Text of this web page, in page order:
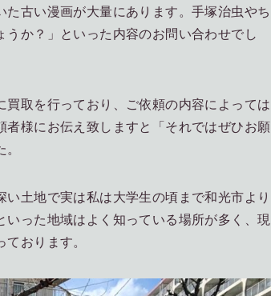
古い漫画が大量にあります。手塚治虫やち
か？」といった内容のお問い合わせでし
取を行っており、ご依頼の内容によっては
様にお伝え致しますと「それではぜひお願
土地で実は私は大学生の頃まで和光市より
った地域はよく知っている場所が多く、現
おります。